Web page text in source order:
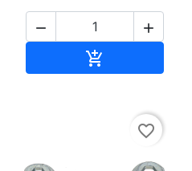
 

favorite_border